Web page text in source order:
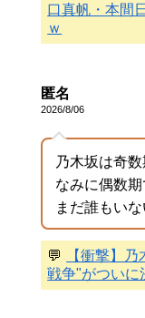
口真帆・本間
ｗ
匿名
2026/8/06
乃木坂は奇
なみに偶数
まだ誰もいな
💬
【衝撃】
戦争"がついに